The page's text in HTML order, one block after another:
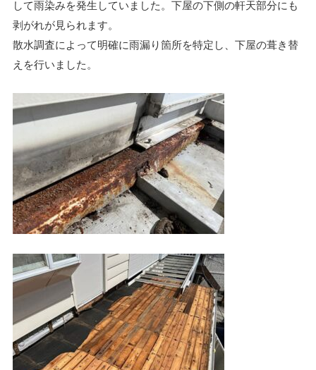
して雨染みを発生していました。下屋の下側の軒天部分にも
剥がれが見られます。
散水調査によって明確に雨漏り箇所を特定し、下屋の葺き替
えを行いました。